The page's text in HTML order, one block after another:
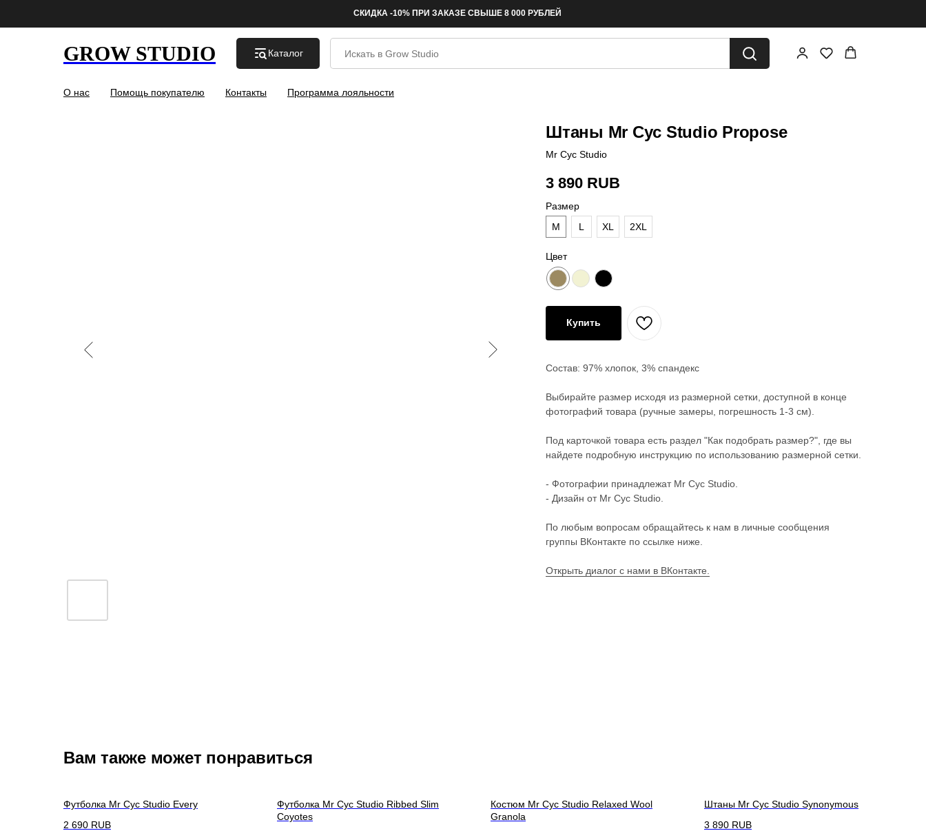
СКИДКА -10% ПРИ ЗАКАЗЕ СВЫШЕ 8 000 РУБЛЕЙ
GROW STUDIO Каталог
О нас Помощь покупателю Контакты Программа лояльности
Штаны Mr Cyc Studio Propose
Mr Cyc Studio
3 890 RUB
Размер
M
L XL 2XL
Цвет
Купить
Состав: 97% хлопок, 3% спандекс
Выбирайте размер исходя из размерной сетки, доступной в конце
фотографий товара (ручные замеры, погрешность 1-3 см).
Под карточкой товара есть раздел "Как подобрать размер?", где вы
найдете подробную инструкцию по использованию размерной сетки.
- Фотографии принадлежат Mr Cyc Studio.
- Дизайн от Mr Cyc Studio.
По любым вопросам обращайтесь к нам в личные сообщения
группы ВКонтакте по ссылке ниже.
Открыть диалог с нами в ВКонтакте.
Вам также может понравиться
Футболка Mr Cyc Studio Every
2 690 RUB
Футболка Mr Cyc Studio Ribbed Slim
Coyotes
Костюм Mr Cyc Studio Relaxed Wool
Granola
Штаны Mr Cyc Studio Synonymous
3 890 RUB